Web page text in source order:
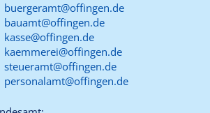
buergeramt@offingen.de
bauamt@offingen.de
kasse@offingen.de
kaemmerei@offingen.de
steueramt@offingen.de
personalamt@offingen.de